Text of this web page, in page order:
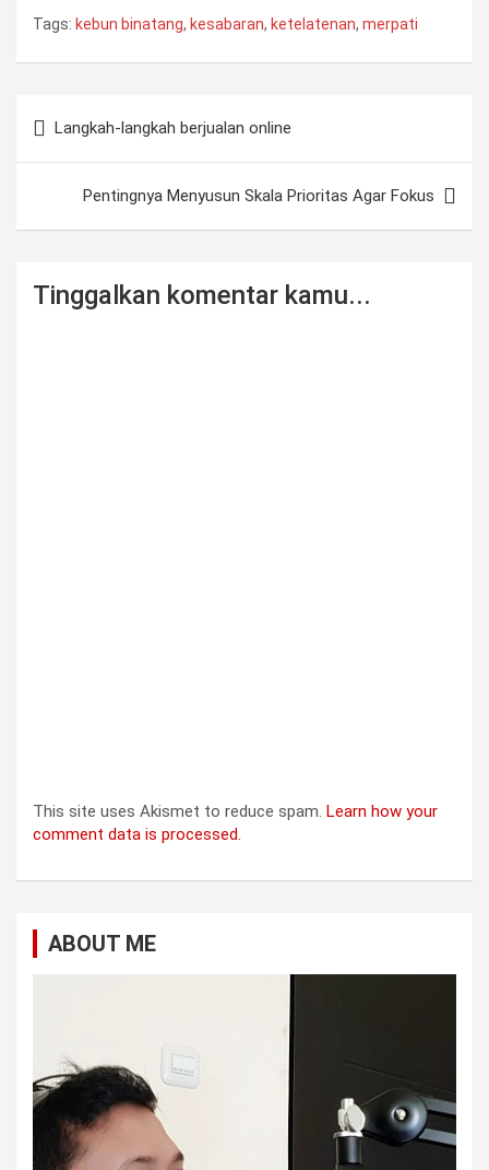
Tags: kebun binatang, kesabaran, ketelatenan, merpati
navigation
Langkah-langkah berjualan online
Pentingnya Menyusun Skala Prioritas Agar Fokus
Tinggalkan komentar kamu...
This site uses Akismet to reduce spam. Learn how your
comment data is processed.
ABOUT ME